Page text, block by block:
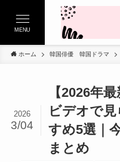
MENU
ホーム 韓国俳優 韓国ドラマ
【2026年
ビデオで
すめ5選｜
まとめ
2026
3/04